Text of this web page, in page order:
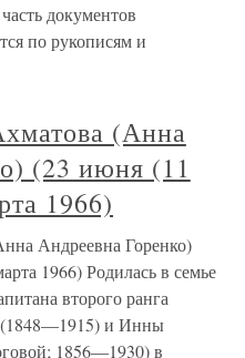
документов
по рукописям и
(Анна
(23 июня (11
1966)
Андреевна Горенко)
1966) Родилась в семье
второго ранга
(1848—1915) и Инны
1856—1930) в